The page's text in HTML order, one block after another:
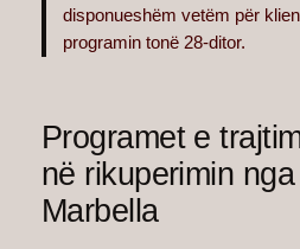
disponueshëm vetëm për
programin tonë 28-ditor.
Programet e
në rikuperimin
Marbella